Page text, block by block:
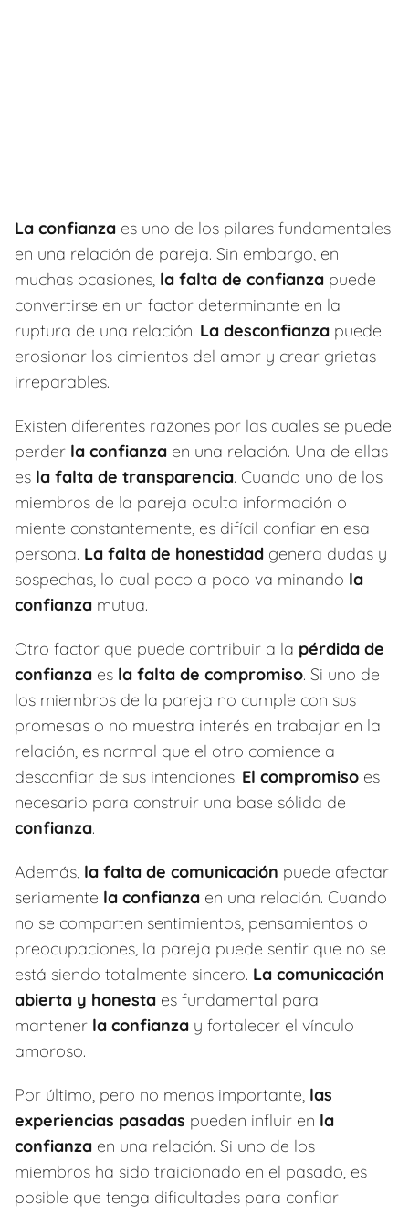
La confianza es uno de los pilares fundamentales
en una relación de pareja. Sin embargo, en
muchas ocasiones, la falta de confianza puede
convertirse en un factor determinante en la
ruptura de una relación. La desconfianza puede
erosionar los cimientos del amor y crear grietas
irreparables.
Existen diferentes razones por las cuales se puede
perder la confianza en una relación. Una de ellas
es la falta de transparencia. Cuando uno de los
miembros de la pareja oculta información o
miente constantemente, es difícil confiar en esa
persona. La falta de honestidad genera dudas y
sospechas, lo cual poco a poco va minando la
confianza mutua.
Otro factor que puede contribuir a la pérdida de
confianza es la falta de compromiso. Si uno de
los miembros de la pareja no cumple con sus
promesas o no muestra interés en trabajar en la
relación, es normal que el otro comience a
desconfiar de sus intenciones. El compromiso es
necesario para construir una base sólida de
confianza.
Además, la falta de comunicación puede afectar
seriamente la confianza en una relación. Cuando
no se comparten sentimientos, pensamientos o
preocupaciones, la pareja puede sentir que no se
está siendo totalmente sincero. La comunicación
abierta y honesta es fundamental para
mantener la confianza y fortalecer el vínculo
amoroso.
Por último, pero no menos importante, las
experiencias pasadas pueden influir en la
confianza en una relación. Si uno de los
miembros ha sido traicionado en el pasado, es
posible que tenga dificultades para confiar